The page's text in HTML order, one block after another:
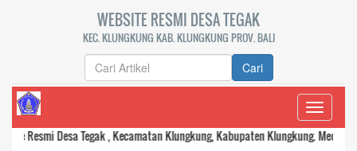
WEBSITE RESMI DESA TEGAK
KEC. KLUNGKUNG KAB. KLUNGKUNG PROV. BALI
Cari
Toggle
Desa Tegak , Kecamatan Klungkung, Kabupaten Klungkung. Media